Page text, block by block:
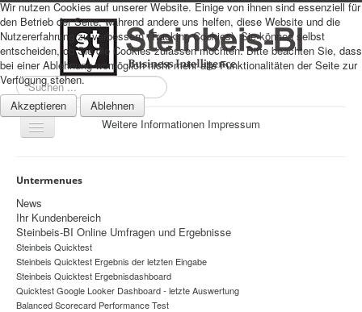
Suchen
...
Navigation
an/aus
Datenschutz
Impressum
Home
Prognosen
Untermenues
News
Ihr Kundenbereich
Steinbeis-BI Online Umfragen und Ergebnisse
Steinbeis Quicktest
Steinbeis Quicktest Ergebnis der letzten Eingabe
Steinbeis Quicktest Ergebnisdashboard
Quicktest Google Looker Dashboard - letzte Auswertung
Balanced Scorecard Performance Test
Wir nutzen Cookies auf unserer Website. Einige von ihnen sind essenziell für
den Betrieb der Seite, während andere uns helfen, diese Website und die
Nutzererfahrung zu verbessern (Tracking Cookies). Sie können selbst
entscheiden, ob Sie die Cookies zulassen möchten. Bitte beachten Sie, dass
bei einer Ablehnung womöglich nicht mehr alle Funktionalitäten der Seite zur
Verfügung stehen.
Akzeptieren
Ablehnen
Weitere Informationen Impressum